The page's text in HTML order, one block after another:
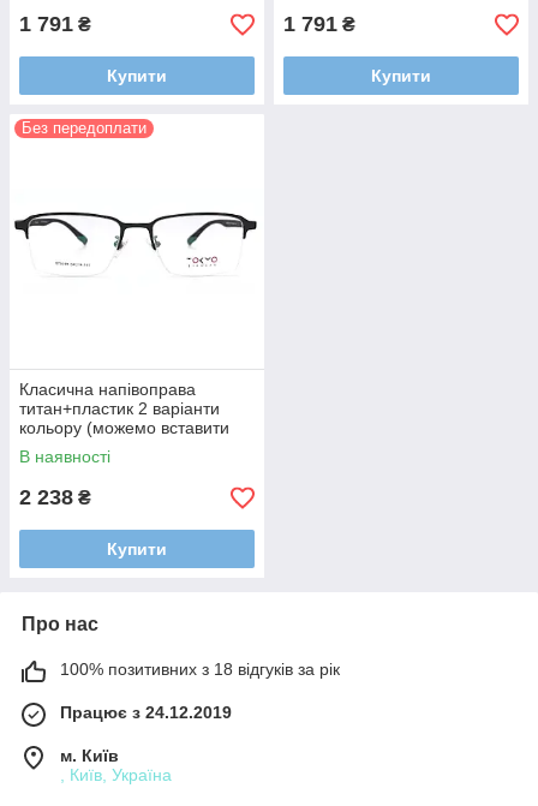
1 791 ₴
Купити
1 791 ₴
Купити
Без передоплати
Класична напівоправа
титан+пластик 2 варіанти
кольору (можемо вставити
лінзи)
В наявності
2 238 ₴
Купити
Про нас
100% позитивних з 18 відгуків за рік
Працює з 24.12.2019
м. Київ
, Київ, Україна